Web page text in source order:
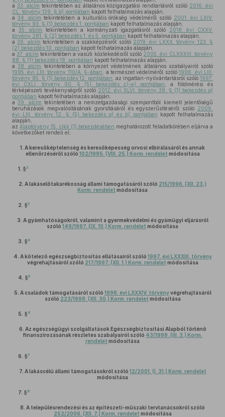
a 33. alcím tekintetében az általános közigazgatási rendtartásról szóló 2016. évi
CL. törvény 139. § b) pontjában kapott felhatalmazás alapján,
a 34. alcím tekintetében a kulturális örökség védelméről szóló 2001. évi LXIV.
törvény 93. § (1) bekezdés 1. pontjában kapott felhatalmazás alapján,
a 35. alcím tekintetében a kormányzati igazgatásról szóló
2018. évi CXXV.
törvény 281. § (2) bekezdés 1. és 5. pontjában kapott felhatalmazás alapján,
a36. alcím tekintetében a szakképzésről szóló 2019. évi LXXX. törvény 123. §
(2) bekezdés 10. pontjában kapott felhatalmazás alapján,
a37. alcím tekintetében a vasúti közlekedésről szóló 2005. évi CLXXXIII. törvény
88. § (1) bekezdés 18. pontjában kapott felhatalmazás alapján,
a38. alcím tekintetében a környezet védelmének általános szabályairól szóló
1995. évi LIII. törvény 110/A. §-ában , a természet védelméről szóló1996. évi LIII.
törvény 85. § (1) bekezdés 12. pontjában , az ingatlan-nyilvántartásról szóló 1997.
évi CXLI. törvény 90. § (5) bekezdés c)–e) pontjában
, a földmérési és
térképészeti tevékenységről szóló 2012. évi XLVI. törvény 38. § (1) bekezdés a)
pontjában kapott felhatalmazás alapján,
a39. alcím tekintetében a nemzetgazdasági szempontból kiemelt jelentőségű
beruházások megvalósításának gyorsításáról és egyszerűsítéséről szóló 2006.
évi LIII. törvény 12. § (5) bekezdésa) és b) pontjában kapott felhatalmazás
alapján,
az Alaptörvény 15. cikk (1) bekezdésében meghatározott feladatkörében eljárva a
következőket rendeli el:
1. A keresőképtelenség és keresőképesség orvosi elbírálásáról és annak
ellenőrzéséről szóló 102/1995. (VIII. 25.) Korm. rendelet módosítása
1. §2
2. A lakáselőtakarékosság állami támogatásáról szóló 215/1996. (XII. 23.)
Korm. rendelet módosítása
2. §3
3. A gyámhatóságokról, valamint a gyermekvédelmi és gyámügyi eljárásról
szóló 149/1997. (IX. 10.) Korm. rendelet módosítása
3. §4
4. A kötelező egészségbiztosítás ellátásairól szóló 1997. évi LXXXIII. törvény
végrehajtásáról szóló 217/1997. (XII. 1.) Korm. rendelet módosítása
4. §5
5. A családok támogatásáról szóló 1998. évi LXXXIV. törvényvégrehajtásáról
szóló 223/1998. (XII. 30.) Korm. rendelet módosítása
5. § 6
6. Az egészségügyi szolgáltatások Egészségbiztosítási Alapból történő
finanszírozásának részletes szabályairól szóló 43/1999. (III. 3.) Korm.
rendelet módosítása
6. §7
7. A lakáscélú állami támogatásokról szóló 12/2001. (I. 31.) Korm. rendelet
módosítása
7. § 8
8. A településrendezési és az építészeti-műszaki tervtanácsokról szóló
252/2006. (XII. 7.) Korm. rendelet módosítása